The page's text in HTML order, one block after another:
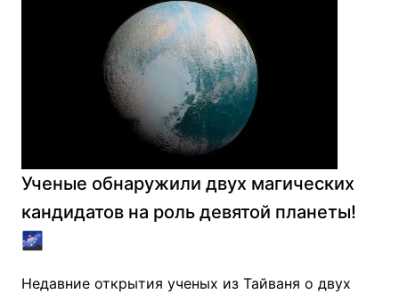
Ученые обнаружили двух магических
кандидатов на роль девятой планеты!
🌌
Недавние открытия ученых из Тайваня о двух